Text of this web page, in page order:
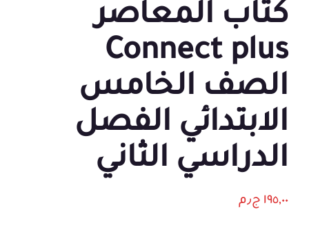
كتاب المعاصر
Connect plus
الصف الخامس
الابتدائي الفصل
الدراسي الثاني
١٩٥,٠٠ ج٫م